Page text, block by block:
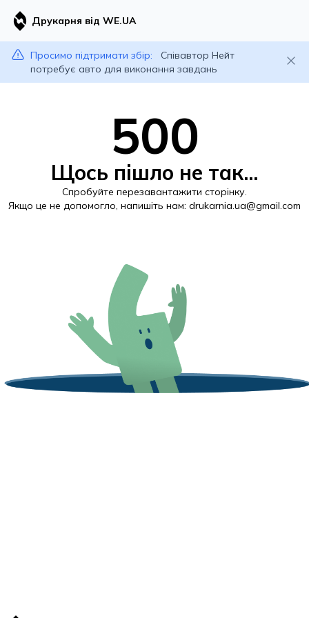
Друкарня від WE.UA
Просимо підтримати збір:
Співавтор Нейт
потребує авто для виконання завдань
500
Щось пішло не так...
Спробуйте перезавантажити сторінку.
Якщо це не допомогло, напишіть нам: drukarnia.ua@gmail.com